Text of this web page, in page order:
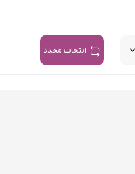
انتخاب مجدد